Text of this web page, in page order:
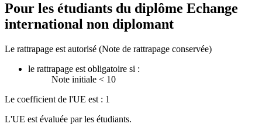
Pour les étudiants du diplôme Echange
international non diplomant
Le rattrapage est autorisé (Note de rattrapage conservée)
le rattrapage est obligatoire si :
Note initiale < 10
Le coefficient de l'UE est : 1
L'UE est évaluée par les étudiants.